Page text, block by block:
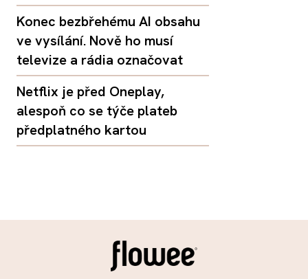
Konec bezbřehému AI obsahu
ve vysílání. Nově ho musí
televize a rádia označovat
Netflix je před Oneplay,
alespoň co se týče plateb
předplatného kartou